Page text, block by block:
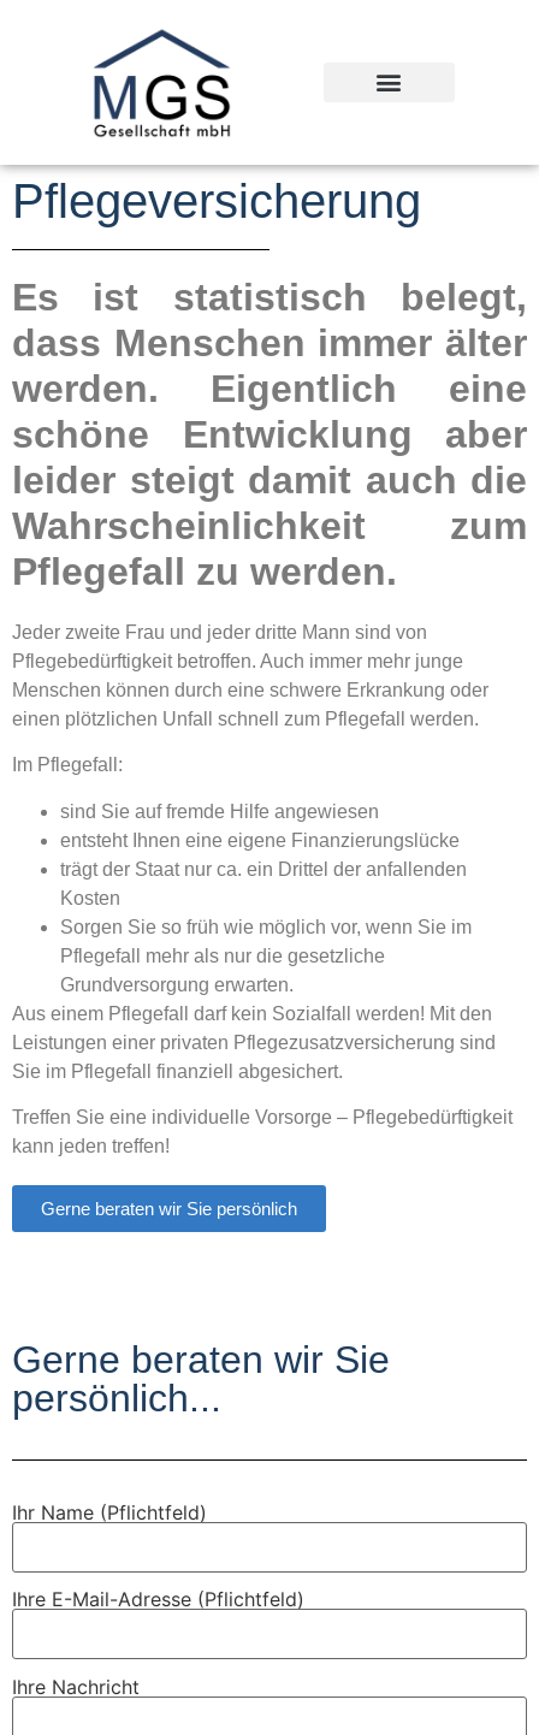
Pflegeversicherung
Es ist statistisch belegt,
dass Menschen immer älter
werden. Eigentlich eine
schöne Entwicklung aber
leider steigt damit auch die
Wahrscheinlichkeit zum
Pflegefall zu werden.
Jeder zweite Frau und jeder dritte Mann sind von
Pflegebedürftigkeit betroffen. Auch immer mehr junge
Menschen können durch eine schwere Erkrankung oder
einen plötzlichen Unfall schnell zum Pflegefall werden.
Im Pflegefall:
sind Sie auf fremde Hilfe angewiesen
entsteht Ihnen eine eigene Finanzierungslücke
trägt der Staat nur ca. ein Drittel der anfallenden
Kosten
Sorgen Sie so früh wie möglich vor, wenn Sie im
Pflegefall mehr als nur die gesetzliche
Grundversorgung erwarten.
Aus einem Pflegefall darf kein Sozialfall werden! Mit den
Leistungen einer privaten Pflegezusatzversicherung sind
Sie im Pflegefall finanziell abgesichert.
Treffen Sie eine individuelle Vorsorge – Pflegebedürftigkeit
kann jeden treffen!
Gerne beraten wir Sie persönlich
Gerne beraten wir Sie
persönlich...
Ihr Name (Pflichtfeld)
Ihre E-Mail-Adresse (Pflichtfeld)
Ihre Nachricht